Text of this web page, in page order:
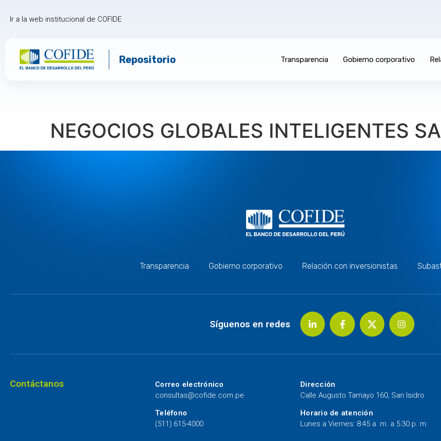
Ir a la web institucional de COFIDE
Repositorio Transparencia Gobierno corporativo
NEGOCIOS GLOBALES INTELIGENTES
Transparencia Gobierno corporativo Relación con inversionistas
Síguenos en redes
Contáctanos
Correo electrónico
consultas@cofide.com.pe
Teléfono
(511) 615-4000
Dirección
Calle Augusto Tamayo 160, San Isidro
Horario de atención
Lunes a Viernes: 8:45 a. m. a 5:30 p. m.